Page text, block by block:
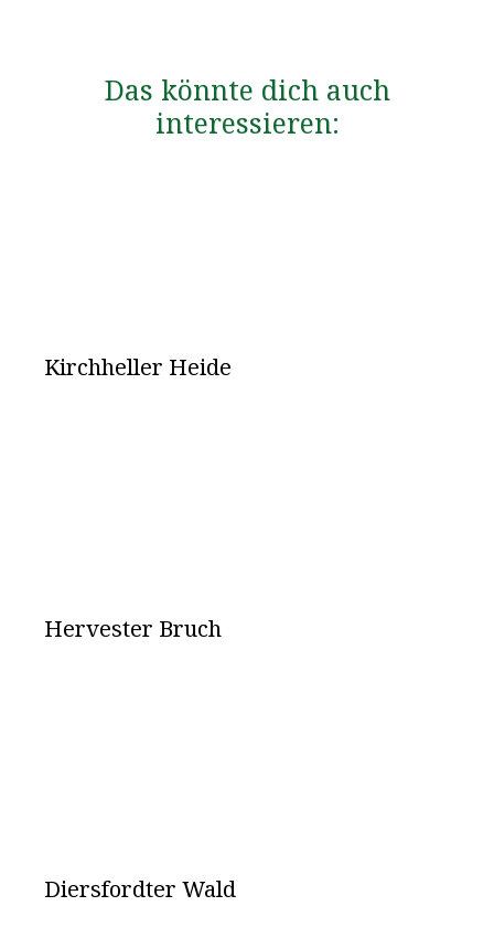
Das könnte dich auch
interessieren:
Kirchheller Heide
Hervester Bruch
Diersfordter Wald